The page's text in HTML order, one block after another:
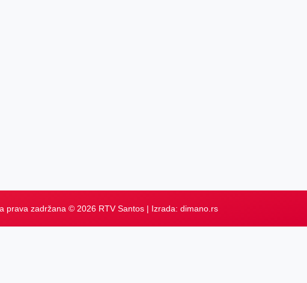
prava zadržana © 2026 RTV Santos | Izrada: dimano.rs